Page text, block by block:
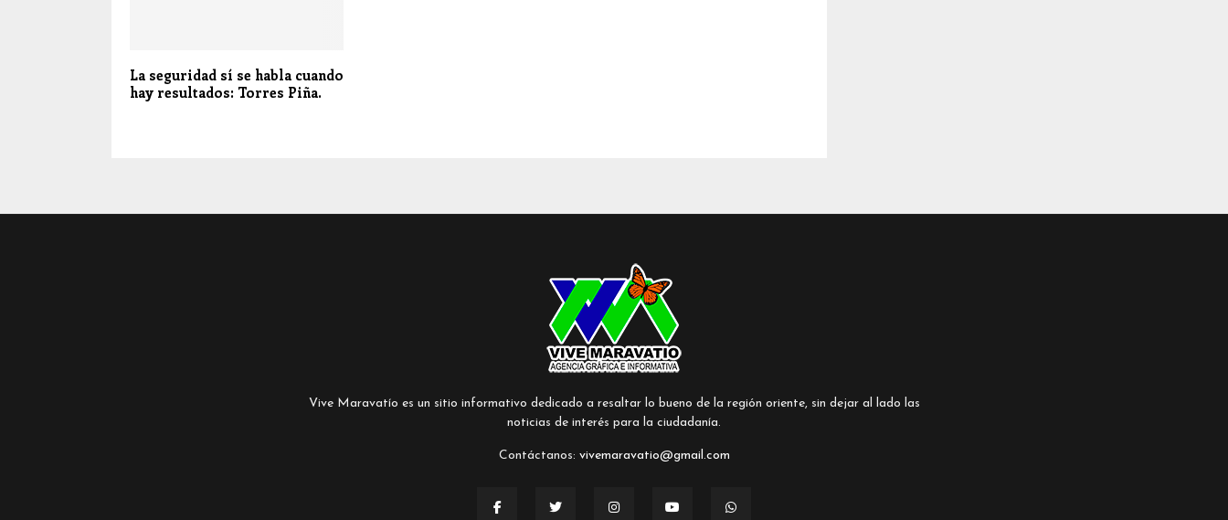
La seguridad sí se habla cuando
hay resultados: Torres Piña.
Vive Maravatío es un sitio informativo dedicado a resaltar lo bueno de la región oriente, sin dejar al lado las
noticias de interés para la ciudadanía.
Contáctanos: vivemaravatio@gmail.com